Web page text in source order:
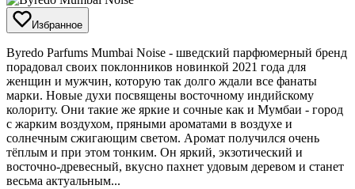
Избранное
Byredo Parfums Mumbai Noise - шведский парфюмерный бренд
порадовал своих поклонников новинкой 2021 года для
женщин и мужчин, которую так долго ждали все фанаты
марки. Новые духи посвящены восточному индийскому
колориту. Они такие же яркие и сочные как и Мумбаи - город
с жарким воздухом, пряными ароматами в воздухе и
солнечным сжигающим светом. Аромат получился очень
тёплым и при этом тонким. Он яркий, экзотический и
восточно-древесный, вкусно пахнет удовым деревом и станет
весьма актуальным...